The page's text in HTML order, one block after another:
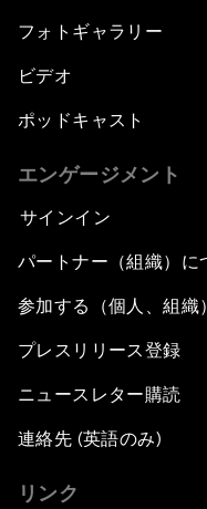
フォトギャラリー
ビデオ
ポッドキャスト
エンゲージメント
サインイン
パートナー（組織）に
参加する（個人、組織）
プレスリリース登録
ニュースレター購読
連絡先 (英語のみ)
リンク